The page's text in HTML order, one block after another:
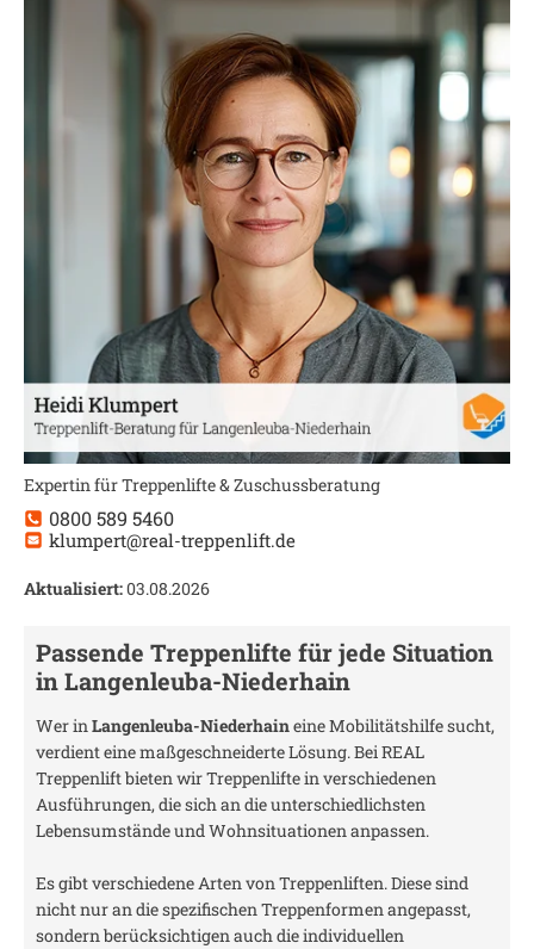
Expertin für Treppenlifte & Zuschussberatung
0800 589 5460
klumpert@real-treppenlift.de
Aktualisiert:03.08.2026
Passende Treppenlifte für jede Situation
inLangenleuba-Niederhain
Wer inLangenleuba-Niederhaineine Mobilitätshilfe sucht,
verdient eine maßgeschneiderte Lösung. Bei REAL
Treppenlift bieten wir Treppenlifte in verschiedenen
Ausführungen, die sich an die unterschiedlichsten
Lebensumstände und Wohnsituationen anpassen.
Es gibt verschiedene Arten von Treppenliften. Diese sind
nicht nur an die spezifischen Treppenformen angepasst,
sondern berücksichtigen auch die individuellen